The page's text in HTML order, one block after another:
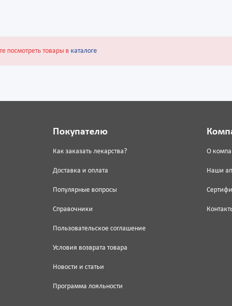
посмотреть товары в каталоге
Покупателю
Как заказать лекарства?
Доставка и оплата
Популярные вопросы
Справочники
Пользовательское соглашение
Условия возврата товара
Новости и статьи
Программа лояльности
О
Наши